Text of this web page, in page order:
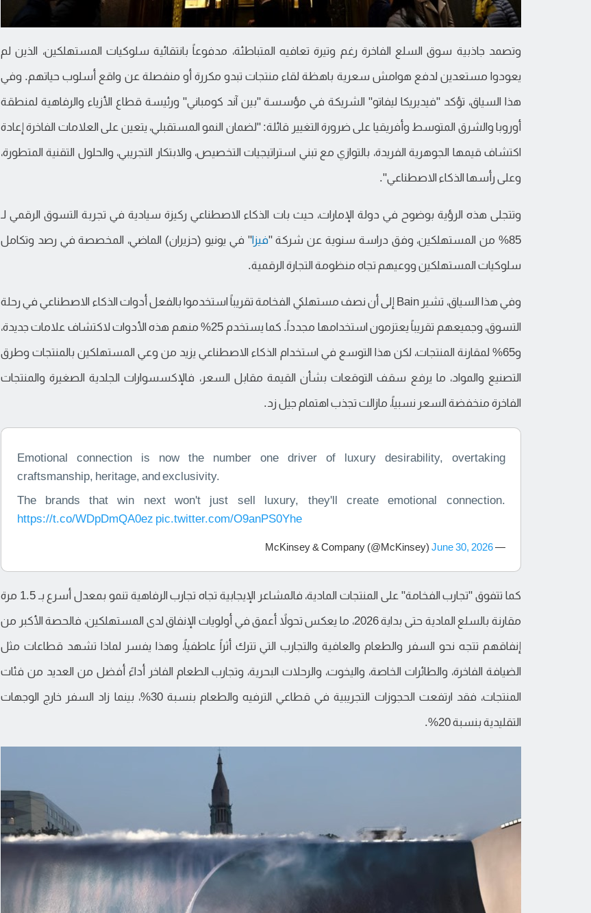
وتصمد جاذبية سوق السلع الفاخرة رغم وتيرة تعافيه المتباطئة، مدفوعاً بانتقائية سلوكيات المستهلكين، الذين لم
يعودوا مستعدين لدفع هوامش سعرية باهظة لقاء منتجات تبدو مكررة أو منفصلة عن واقع أسلوب حياتهم. وفي
هذا السياق، تؤكد "فيديريكا ليفاتو" الشريكة في مؤسسة "بين آند كومباني" ورئيسة قطاع الأزياء والرفاهية لمنطقة
أوروبا والشرق المتوسط وأفريقيا على ضرورة التغيير قائلة: "لضمان النمو المستقبلي، يتعين على العلامات الفاخرة إعادة
اكتشاف قيمها الجوهرية الفريدة، بالتوازي مع تبني استراتيجيات التخصيص، والابتكار التجريبي، والحلول التقنية المتطورة،
وعلى رأسها الذكاء الاصطناعي".
وتتجلى هذه الرؤية بوضوح في دولة الإمارات، حيث بات الذكاء الاصطناعي ركيزة سيادية في تجربة التسوق الرقمي لـ
85% من المستهلكين، وفق دراسة سنوية عن شركة " فيزا" في يونيو (حزيران) الماضي، المخصصة في رصد وتكامل
سلوكيات المستهلكين ووعيهم تجاه منظومة التجارة الرقمية.
وفي هذا السياق، تشير Bain إلى أن نصف مستهلكي الفخامة تقريباً استخدموا بالفعل أدوات الذكاء الاصطناعي في رحلة
التسوق، وجميعهم تقريباً يعتزمون استخدامها مجدداً. كما يستخدم 25% منهم هذه الأدوات لاكتشاف علامات جديدة،
و65% لمقارنة المنتجات، لكن هذا التوسع في استخدام الذكاء الاصطناعي يزيد من وعي المستهلكين بالمنتجات وطرق
التصنيع والمواد، ما يرفع سقف التوقعات بشأن القيمة مقابل السعر، فالإكسسوارات الجلدية الصغيرة والمنتجات
الفاخرة منخفضة السعر نسبياً، مازالت تجذب اهتمام جيل زد.
Emotional connection is now the number one driver of luxury desirability, overtaking
craftsmanship, heritage, and exclusivity.
The brands that win next won't just sell luxury, they'll create emotional connection.
https://t.co/WDpDmQA0ez pic.twitter.com/O9anPS0Yhe
— McKinsey & Company (@McKinsey)
June 30, 2026
كما تتفوق "تجارب الفخامة" على المنتجات المادية، فالمشاعر الإيجابية تجاه تجارب الرفاهية تنمو بمعدل أسرع بـ 1.5 مرة
مقارنة بالسلع المادية حتى بداية 2026، ما يعكس تحولاً أعمق في أولويات الإنفاق لدى المستهلكين، فالحصة الأكبر من
إنفاقهم تتجه نحو السفر والطعام والعافية والتجارب التي تترك أثراً عاطفياً، وهذا يفسر لماذا تشهد قطاعات مثل
الضيافة الفاخرة، والطائرات الخاصة، واليخوت، والرحلات البحرية، وتجارب الطعام الفاخر أداءً أفضل من العديد من فئات
المنتجات، فقد ارتفعت الحجوزات التجريبية في قطاعي الترفيه والطعام بنسبة 30%، بينما زاد السفر خارج الوجهات
التقليدية بنسبة 20%.